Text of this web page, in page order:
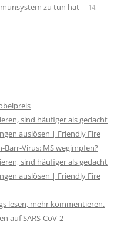
zu tun hat
14.
sind häufiger als gedacht
auslösen | Friendly Fire
Virus: MS wegimpfen?
sind häufiger als gedacht
auslösen | Friendly Fire
lesen, mehr kommentieren.
auf SARS-CoV-2